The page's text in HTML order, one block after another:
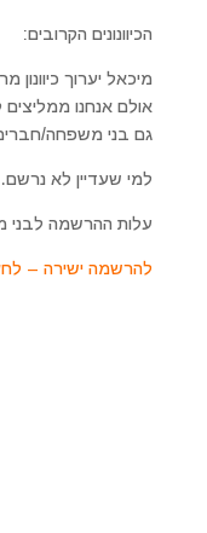
הכיוונונים הקרובים:
מיכאל יערוך
אולם אנחנו
גם בני משפחה/
למי שעדיין לא
עלות ההרשמה לבני משפחה –
להרשמה ישירה –